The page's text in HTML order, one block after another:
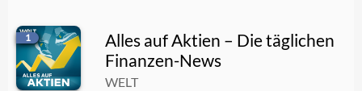
egtv #473 Kurs 73 €, mein Modellwert 210 €: Warum dieser Zuschauer-Tipp jetzt im Depot liegt
07.08.2026 01:12:29
1
Alles auf Aktien – Die täglichen
Finanzen-News
WELT